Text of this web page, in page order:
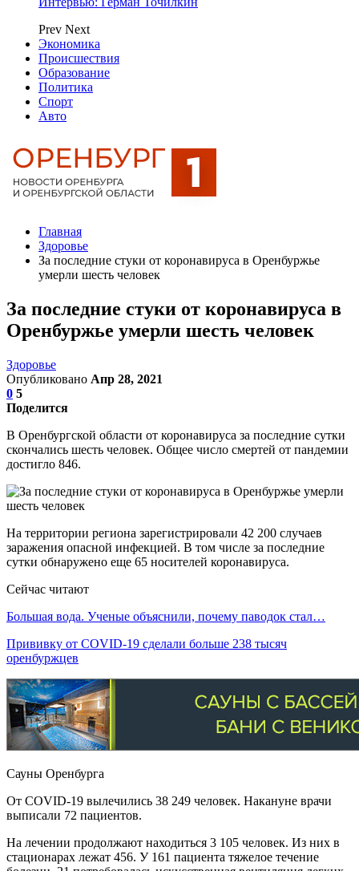
Prev Next
Экономика
Происшествия
Образование
Политика
Спорт
Авто
Главная
Здоровье
За последние стуки от коронавируса в Оренбуржье
умерли шесть человек
За последние стуки от коронавируса в
Оренбуржье умерли шесть человек
Здоровье
Опубликовано Апр 28, 2021
0 5
Поделится
В Оренбургской области от коронавируса за последние сутки
скончались шесть человек. Общее число смертей от пандемии
достигло 846.
На территории региона зарегистрировали 42 200 случаев
заражения опасной инфекцией. В том числе за последние
сутки обнаружено еще 65 носителей коронавируса.
Сейчас читают
Большая вода. Ученые объяснили, почему паводок стал…
Прививку от COVID-19 сделали больше 238 тысяч
оренбуржцев
Сауны Оренбурга
От COVID-19 вылечились 38 249 человек. Накануне врачи
выписали 72 пациентов.
На лечении продолжают находиться 3 105 человек. Из них в
стационарах лежат 456. У 161 пациента тяжелое течение